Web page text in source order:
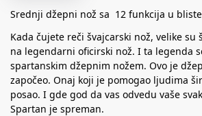
Srednji džepni nož sa 12 funkcija u
Kada čujete reči švajcarski nož, velike su
na legendarni oficirski nož. I ta legenda
spartanskim džepnim nožem. Ovo je
započeo. Onaj koji je pomogao ljudima
posao. I gde god da vas odvedu vaše
Spartan je spreman.